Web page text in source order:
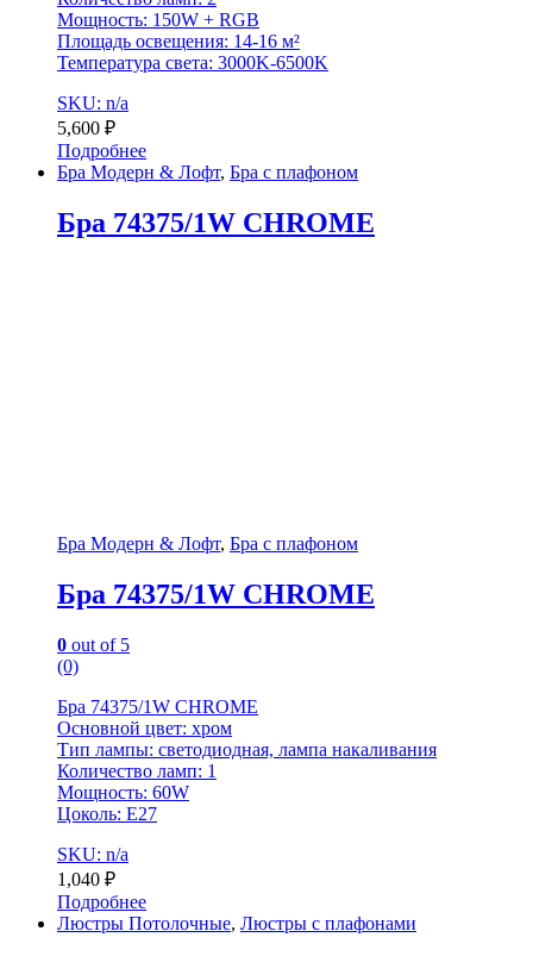
Мощность: 150W + RGB
Площадь освещения: 14-16 м²
Температура света: 3000K-6500K
SKU: n/a
5,600 ₽
Подробнее
Бра Модерн & Лофт, Бра с плафоном
Бра 74375/1W CHROME
Бра Модерн & Лофт, Бра с плафоном
Бра 74375/1W CHROME
0 out of 5
(0)
Бра 74375/1W CHROME
Основной цвет: хром
Тип лампы: светодиодная, лампа накаливания
Количество ламп: 1
Мощность: 60W
Цоколь: E27
SKU: n/a
1,040 ₽
Подробнее
Люстры Потолочные, Люстры с плафонами